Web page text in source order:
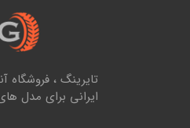
تایرینگ ، فروشگاه
ایرانی برای مدل